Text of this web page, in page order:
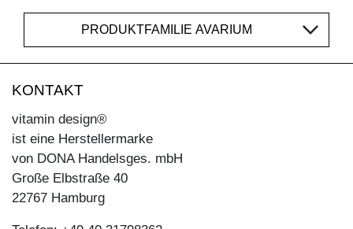
PRODUKTFAMILIE AVARIUM
KONTAKT
vitamin design®
ist eine Herstellermarke
von DONA Handelsges. mbH
Große Elbstraße 40
22767 Hamburg